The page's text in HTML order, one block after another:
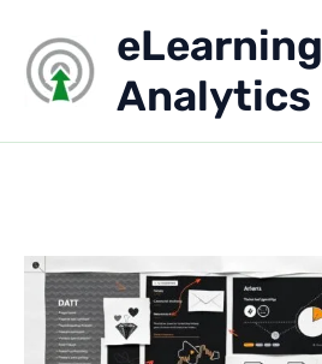
contenu
eLearning
Analytics